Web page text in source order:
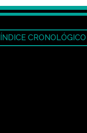
ÍNDICE CRONOLÓGICO